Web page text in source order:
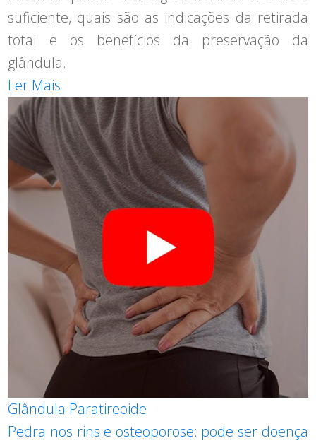
suficiente, quais são as indicações da retirada
total e os benefícios da preservação da
glândula.
Ler Mais
Glândula Paratireoide
Pedra nos rins e osteoporose: pode ser doença